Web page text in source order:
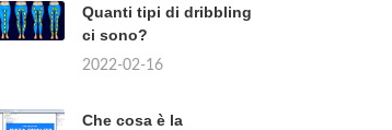
Quanti tipi di dribbling
ci sono?
2022-02-16
Che cosa è la